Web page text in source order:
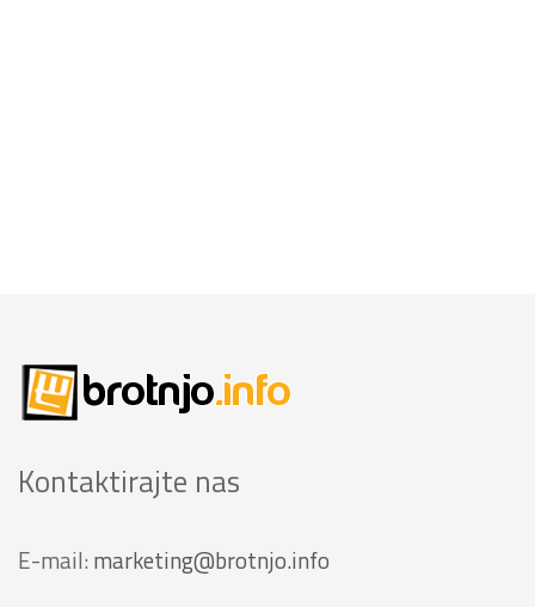
Kontaktirajte nas
E-mail: marketing@brotnjo.info